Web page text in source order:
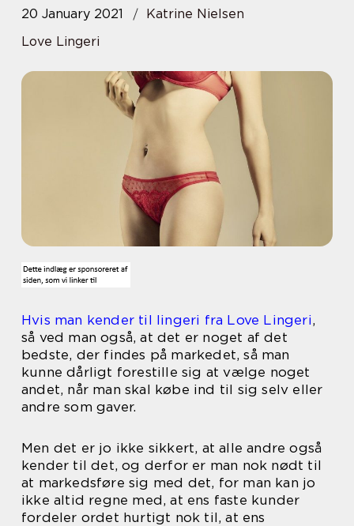
20 January 2021
Katrine Nielsen
Love Lingeri
Hvis man kender til lingeri fra Love Lingeri,
så ved man også, at det er noget af det
bedste, der findes på markedet, så man
kunne dårligt forestille sig at vælge noget
andet, når man skal købe ind til sig selv eller
andre som gaver.
Men det er jo ikke sikkert, at alle andre også
kender til det, og derfor er man nok nødt til
at markedsføre sig med det, for man kan jo
ikke altid regne med, at ens faste kunder
fordeler ordet hurtigt nok til, at ens